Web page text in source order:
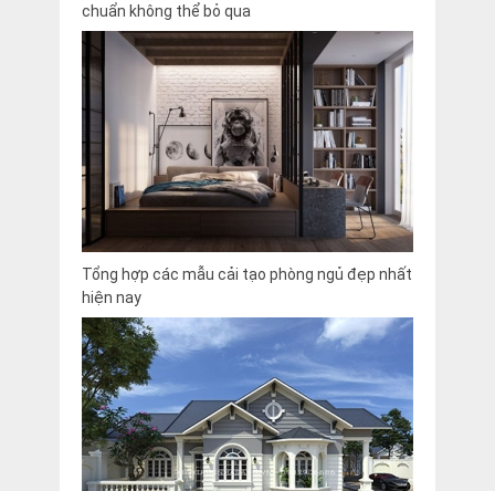
chuẩn không thể bỏ qua
Tổng hợp các mẫu cải tạo phòng ngủ đẹp nhất
hiện nay